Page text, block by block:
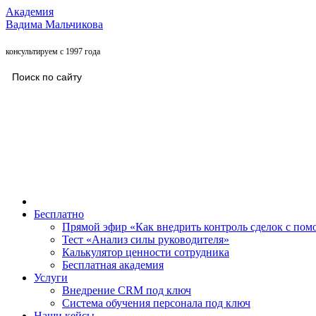
Академия
Вадима Мальчикова
консультируем с 1997 года
Бесплатно
Прямой эфир «Как внедрить контроль сделок с
Тест «Анализ силы руководителя»
Калькулятор ценности сотрудника
Бесплатная академия
Услуги
Внедрение CRM под ключ
Система обучения персонала под ключ